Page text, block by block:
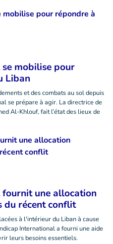
mobilise pour
Liban
et des combats au sol depuis
se prépare à agir. La directrice de
Al-Khlouf, fait l’état des lieux de
une allocation
du récent conflit
à l'intérieur du Liban à cause
International a fourni une aide
leurs besoins essentiels.